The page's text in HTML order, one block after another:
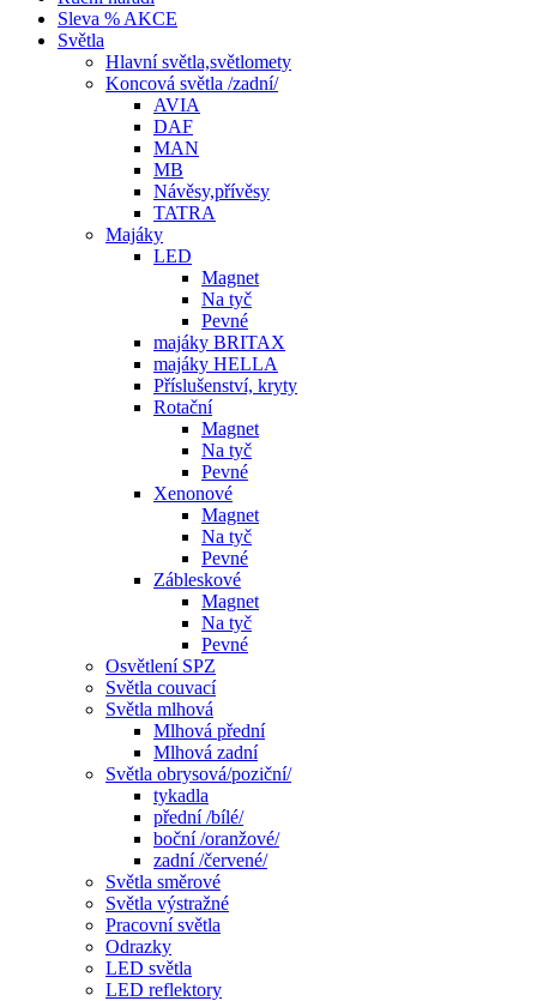
Sleva % AKCE
Světla
Hlavní světla,světlomety
Koncová světla /zadní/
AVIA
DAF
MAN
MB
Návěsy,přívěsy
TATRA
Majáky
LED
Magnet
Na tyč
Pevné
majáky BRITAX
majáky HELLA
Příslušenství, kryty
Rotační
Magnet
Na tyč
Pevné
Xenonové
Magnet
Na tyč
Pevné
Zábleskové
Magnet
Na tyč
Pevné
Osvětlení SPZ
Světla couvací
Světla mlhová
Mlhová přední
Mlhová zadní
Světla obrysová/poziční/
tykadla
přední /bílé/
boční /oranžové/
zadní /červené/
Světla směrové
Světla výstražné
Pracovní světla
Odrazky
LED světla
LED reflektory